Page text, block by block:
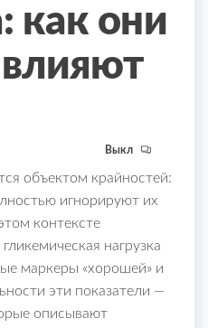
как они
Выкл
объектом крайностей:
игнорируют их
контексте
нагрузка
маркеры «хорошей» и
эти показатели —
описывают